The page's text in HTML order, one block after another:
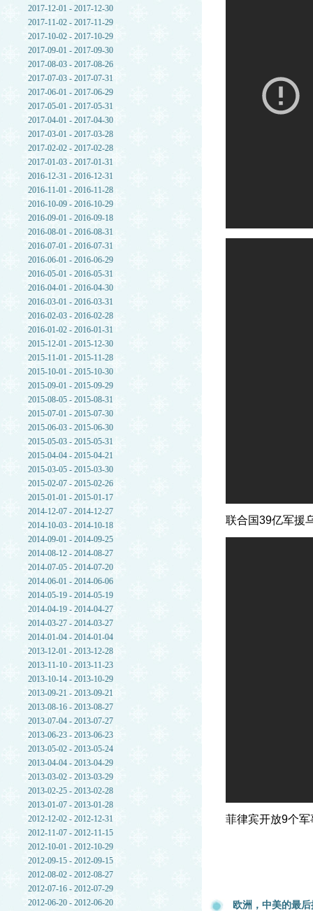
2017-12-01 - 2017-12-30
2017-11-02 - 2017-11-29
2017-10-02 - 2017-10-29
2017-09-01 - 2017-09-30
2017-08-03 - 2017-08-26
2017-07-03 - 2017-07-31
2017-06-01 - 2017-06-29
2017-05-01 - 2017-05-31
2017-04-01 - 2017-04-30
2017-03-01 - 2017-03-28
2017-02-02 - 2017-02-28
2017-01-03 - 2017-01-31
2016-12-31 - 2016-12-31
2016-11-01 - 2016-11-28
2016-10-09 - 2016-10-29
2016-09-01 - 2016-09-18
2016-08-01 - 2016-08-31
2016-07-01 - 2016-07-31
2016-06-01 - 2016-06-29
2016-05-01 - 2016-05-31
2016-04-01 - 2016-04-30
2016-03-01 - 2016-03-31
2016-02-03 - 2016-02-28
2016-01-02 - 2016-01-31
2015-12-01 - 2015-12-30
2015-11-01 - 2015-11-28
2015-10-01 - 2015-10-30
2015-09-01 - 2015-09-29
2015-08-05 - 2015-08-31
2015-07-01 - 2015-07-30
2015-06-03 - 2015-06-30
2015-05-03 - 2015-05-31
2015-04-04 - 2015-04-21
2015-03-05 - 2015-03-30
2015-02-07 - 2015-02-26
2015-01-01 - 2015-01-17
2014-12-07 - 2014-12-27
2014-10-03 - 2014-10-18
2014-09-01 - 2014-09-25
2014-08-12 - 2014-08-27
2014-07-05 - 2014-07-20
2014-06-01 - 2014-06-06
2014-05-19 - 2014-05-19
2014-04-19 - 2014-04-27
2014-03-27 - 2014-03-27
2014-01-04 - 2014-01-04
2013-12-01 - 2013-12-28
2013-11-10 - 2013-11-23
2013-10-14 - 2013-10-29
2013-09-21 - 2013-09-21
2013-08-16 - 2013-08-27
2013-07-04 - 2013-07-27
2013-06-23 - 2013-06-23
2013-05-02 - 2013-05-24
2013-04-04 - 2013-04-29
2013-03-02 - 2013-03-29
2013-02-25 - 2013-02-28
2013-01-07 - 2013-01-28
2012-12-02 - 2012-12-31
2012-11-07 - 2012-11-15
2012-10-01 - 2012-10-29
2012-09-15 - 2012-09-15
2012-08-02 - 2012-08-27
2012-07-16 - 2012-07-29
2012-06-20 - 2012-06-20
联合国39亿军援
菲律宾开放9个
欧洲，中美的最